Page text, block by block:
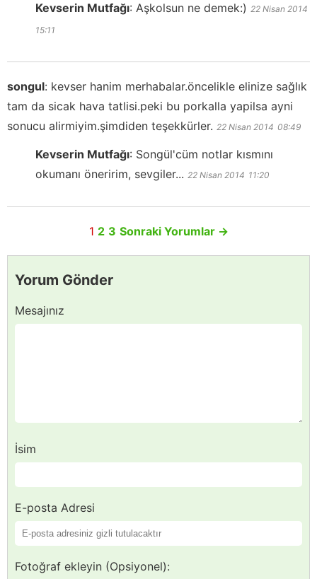
Kevserin Mutfağı: Aşkolsun ne demek:) 22 Nisan 2014
15:11
songul: kevser hanim merhabalar.öncelikle elinize sağlık
tam da sicak hava tatlisi.peki bu porkalla yapilsa ayni
sonucu alirmiyim.şimdiden teşekkürler. 22 Nisan 2014 08:49
Kevserin Mutfağı: Songül'cüm notlar kısmını
okumanı öneririm, sevgiler... 22 Nisan 2014 11:20
1 2 3 Sonraki Yorumlar →
Yorum Gönder
Mesajınız
İsim
E-posta Adresi
Fotoğraf ekleyin (Opsiyonel):